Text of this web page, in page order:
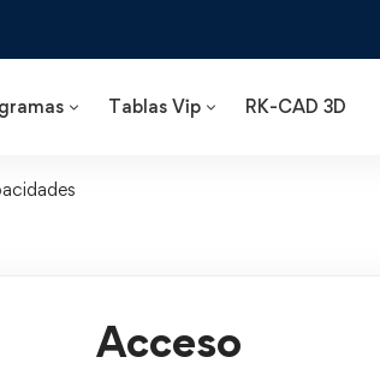
Tablas Vip RK-CAD 3D
Acceso